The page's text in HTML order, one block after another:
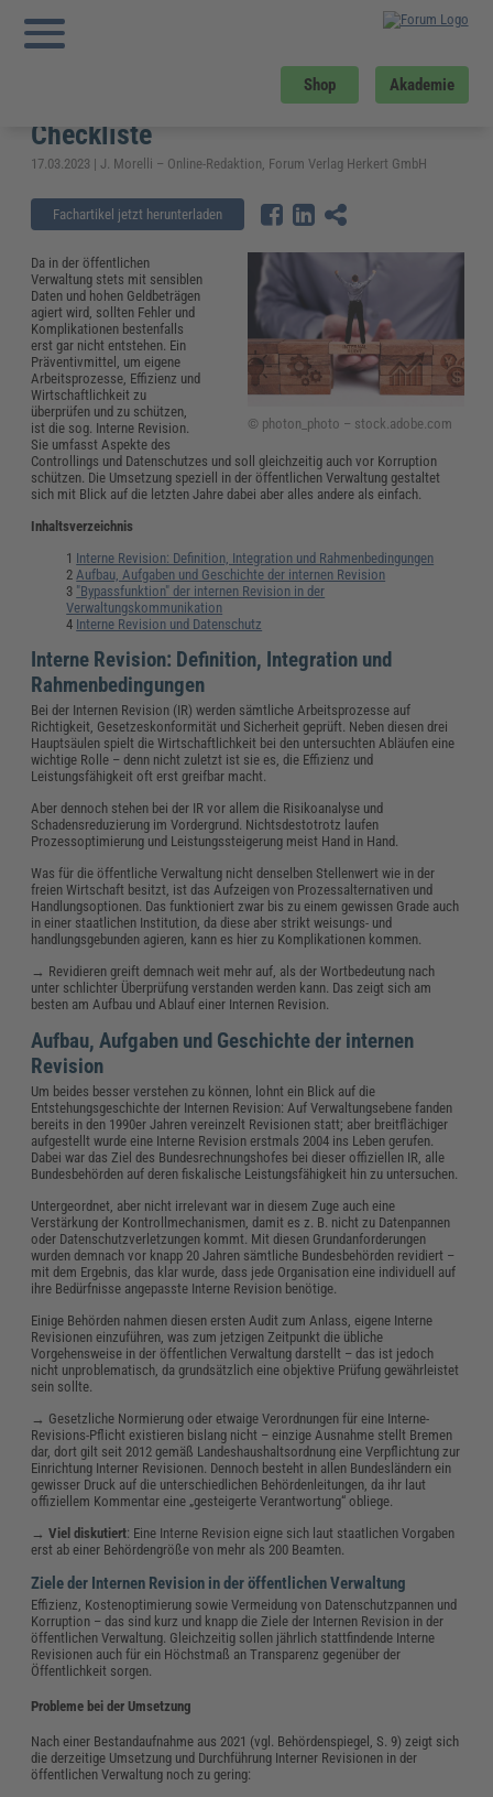
Shop Akademie
Sie sind hier:
Interne Revision in der
öffentlichen Verwaltung: Definition, Aufgaben und Checkliste
Interne Revision in der öffentlichen
Verwaltung: Definition, Aufgaben und
Checkliste
17.03.2023 | J. Morelli – Online-Redaktion, Forum Verlag Herkert GmbH
Fachartikel jetzt herunterladen
© photon_photo – stock.adobe.com
Da in der öffentlichen
Verwaltung stets mit sensiblen
Daten und hohen Geldbeträgen
agiert wird, sollten Fehler und
Komplikationen bestenfalls
erst gar nicht entstehen. Ein
Präventivmittel, um eigene
Arbeitsprozesse, Effizienz und
Wirtschaftlichkeit zu
überprüfen und zu schützen,
ist die sog. Interne Revision.
Sie umfasst Aspekte des
Controllings und Datenschutzes und soll gleichzeitig auch vor Korruption
schützen. Die Umsetzung speziell in der öffentlichen Verwaltung gestaltet
sich mit Blick auf die letzten Jahre dabei aber alles andere als einfach.
Inhaltsverzeichnis
Interne Revision: Definition, Integration und Rahmenbedingungen
Aufbau, Aufgaben und Geschichte der internen Revision
"Bypassfunktion" der internen Revision in der
Verwaltungskommunikation
Interne Revision und Datenschutz
Interne Revision: Definition, Integration und
Rahmenbedingungen
Bei der Internen Revision (IR) werden sämtliche Arbeitsprozesse auf
Richtigkeit, Gesetzeskonformität und Sicherheit geprüft. Neben diesen drei
Hauptsäulen spielt die Wirtschaftlichkeit bei den untersuchten Abläufen eine
wichtige Rolle – denn nicht zuletzt ist sie es, die Effizienz und
Leistungsfähigkeit oft erst greifbar macht.
Aber dennoch stehen bei der IR vor allem die Risikoanalyse und
Schadensreduzierung im Vordergrund. Nichtsdestotrotz laufen
Prozessoptimierung und Leistungssteigerung meist Hand in Hand.
Was für die öffentliche Verwaltung nicht denselben Stellenwert wie in der
freien Wirtschaft besitzt, ist das Aufzeigen von Prozessalternativen und
Handlungsoptionen. Das funktioniert zwar bis zu einem gewissen Grade auch
in einer staatlichen Institution, da diese aber strikt weisungs- und
handlungsgebunden agieren, kann es hier zu Komplikationen kommen.
→ Revidieren greift demnach weit mehr auf, als der Wortbedeutung nach
unter schlichter Überprüfung verstanden werden kann. Das zeigt sich am
besten am Aufbau und Ablauf einer Internen Revision.
Aufbau, Aufgaben und Geschichte der internen
Revision
Um beides besser verstehen zu können, lohnt ein Blick auf die
Entstehungsgeschichte der Internen Revision: Auf Verwaltungsebene fanden
bereits in den 1990er Jahren vereinzelt Revisionen statt; aber breitflächiger
aufgestellt wurde eine Interne Revision erstmals 2004 ins Leben gerufen.
Dabei war das Ziel des Bundesrechnungshofes bei dieser offiziellen IR, alle
Bundesbehörden auf deren fiskalische Leistungsfähigkeit hin zu untersuchen.
Untergeordnet, aber nicht irrelevant war in diesem Zuge auch eine
Verstärkung der Kontrollmechanismen, damit es z. B. nicht zu Datenpannen
oder Datenschutzverletzungen kommt. Mit diesen Grundanforderungen
wurden demnach vor knapp 20 Jahren sämtliche Bundesbehörden revidiert –
mit dem Ergebnis, das klar wurde, dass jede Organisation eine individuell auf
ihre Bedürfnisse angepasste Interne Revision benötige.
Einige Behörden nahmen diesen ersten Audit zum Anlass, eigene Interne
Revisionen einzuführen, was zum jetzigen Zeitpunkt die übliche
Vorgehensweise in der öffentlichen Verwaltung darstellt – das ist jedoch
nicht unproblematisch, da grundsätzlich eine objektive Prüfung gewährleistet
sein sollte.
→ Gesetzliche Normierung oder etwaige Verordnungen für eine Interne-
Revisions-Pflicht existieren bislang nicht – einzige Ausnahme stellt Bremen
dar, dort gilt seit 2012 gemäß Landeshaushaltsordnung eine Verpflichtung zur
Einrichtung Interner Revisionen. Dennoch besteht in allen Bundesländern ein
gewisser Druck auf die unterschiedlichen Behördenleitungen, da ihr laut
offiziellem Kommentar eine „gesteigerte Verantwortung“ obliege.
→Viel diskutiert: Eine Interne Revision eigne sich laut staatlichen Vorgaben
erst ab einer Behördengröße von mehr als 200 Beamten.
Ziele der Internen Revision in der öffentlichen Verwaltung
Effizienz, Kostenoptimierung sowie Vermeidung von Datenschutzpannen und
Korruption – das sind kurz und knapp die Ziele der Internen Revision in der
öffentlichen Verwaltung. Gleichzeitig sollen jährlich stattfindende Interne
Revisionen auch für ein Höchstmaß an Transparenz gegenüber der
Öffentlichkeit sorgen.
Probleme bei der Umsetzung
Nach einer Bestandaufnahme aus 2021 (vgl. Behördenspiegel, S. 9) zeigt sich
die derzeitige Umsetzung und Durchführung Interner Revisionen in der
öffentlichen Verwaltung noch zu gering: